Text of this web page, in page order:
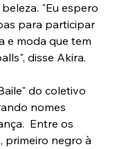
"Eu espero
para participar
e moda que tem
disse Akira.
do coletivo
nomes
Entre os
primeiro negro à